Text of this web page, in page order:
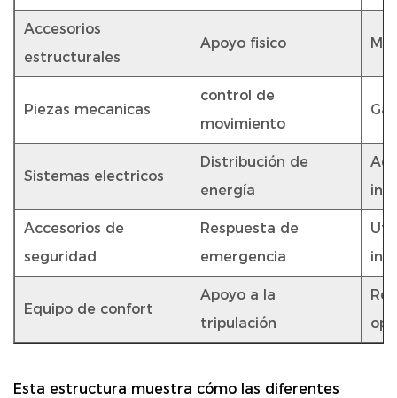
Accesorios
estructurales
Apoyo fisico
Piezas mecanicas
control de
movimiento
Sistemas electricos
Distribución de
energía
Accesorios de
seguridad
Respuesta de
emergencia
Equipo de confort
Apoyo a la
tripulación
Esta estructura muestra cómo las diferentes